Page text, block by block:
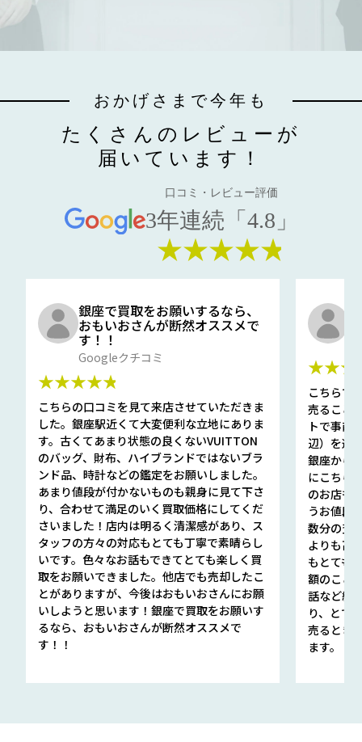
おかげさまで今年も
たくさんのレビューが
届いています！
口コミ・レビュー評価
3年連続「4.8」
★★★★★
銀座で買取をお願いするなら、
おもいおさんが断然オススメで
す！！
Googleクチコミ
★★★★★
こちらの口コミを見て来店させていただきま
した。銀座駅近くて大変便利な立地にありま
す。古くてあまり状態の良くないVUITTON
のバッグ、財布、ハイブランドではないブラ
ンド品、時計などの鑑定をお願いしました。
あまり値段が付かないものも親身に見て下さ
り、合わせて満足のいく買取価格にしてくだ
さいました！店内は明るく清潔感があり、ス
タッフの方々の対応もとても丁寧で素晴らし
いです。色々なお話もできてとても楽しく買
取をお願いできました。他店でも売却したこ
とがありますが、今後はおもいおさんにお願
いしようと思います！銀座で買取をお願いす
るなら、おもいおさんが断然オススメで
す！！
こちらで
売ること
トで事前
辺）を選
銀座から
にこちら
のお店も
うお値段
数分の査
よりも高
もとても
額のこと
話など細
り、とて
売るとき
ます。